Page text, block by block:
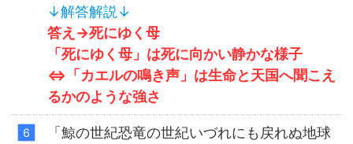
↓解答解説↓
答え→死にゆく母
「死にゆく母」は死に向かい静かな様子
⇔「カエルの鳴き声」は生命と天国へ聞こえ
るかのような強さ
「鯨の世紀恐竜の世紀いづれにも戻れぬ地球